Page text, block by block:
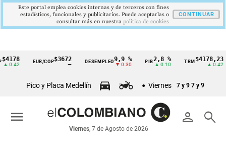
Cintillo
económicos
Colombia
EUR/COP$3672
—
DESEMPLEO9,9 %
▼ 0.30
PIB 2,8 %
▲ 0.10
TRM $4178,23
▲ 0.42
Pico y Placa Medellín Viernes 7 y 9 7 y 9
person search
Viernes, 7 de Agosto de 2026
menu
Este portal emplea cookies internas y de terceros con fines
estadísticos, funcionales y publicitarios. Puede aceptarlas o
consultar más en nuestra politica de cookies
CONTINUAR